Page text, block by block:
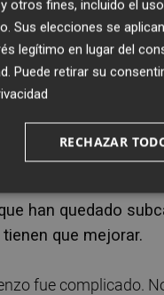
controlamos el
Nos cerramos
no creamos
cada vez más
Solskjaer.
han quedado
que mejorar.
fue complicado.
otros fines, incluido el
Sus elecciones se
legítimo en lugar del
. Puede retirar su
RECHAZAR